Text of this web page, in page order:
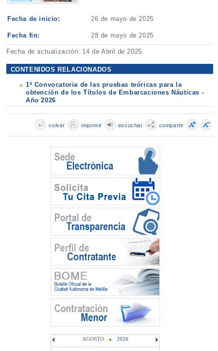
Fecha de inicio: 26 de mayo de 2025
Fecha fin: 28 de mayo de 2025
Fecha de actualización: 14 de Abril de 2025
CONTENIDOS RELACIONADOS
1ª Convocatoria de las pruebas teóricas para la
obtención de los Títulos de Embarcaciones Náuticas -
Año 2026
compartir
escuchar
imprimir
volver
AGOSTO 2026